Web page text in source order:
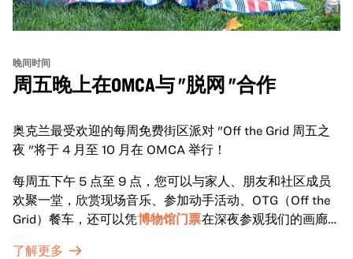
晚间时间
周五晚上在OMCA与 "脱网 "合作
奥克兰最受欢迎的每周免费街区派对 "Off the Grid 周五之
夜 "将于 4 月至 10 月在 OMCA 举行！
每周五下午 5 点至 9 点，您可以与家人、朋友和社区成员
欢聚一堂，欣赏现场音乐、参加动手活动、OTG（Off the
Grid）餐车，还可以凭博物馆门票在深夜参观我们的画廊和
了解更多